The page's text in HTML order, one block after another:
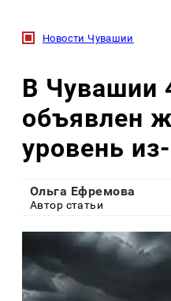
Новости Чувашии
В Чувашии
объявлен
уровень
Ольга Ефремова
Автор статьи